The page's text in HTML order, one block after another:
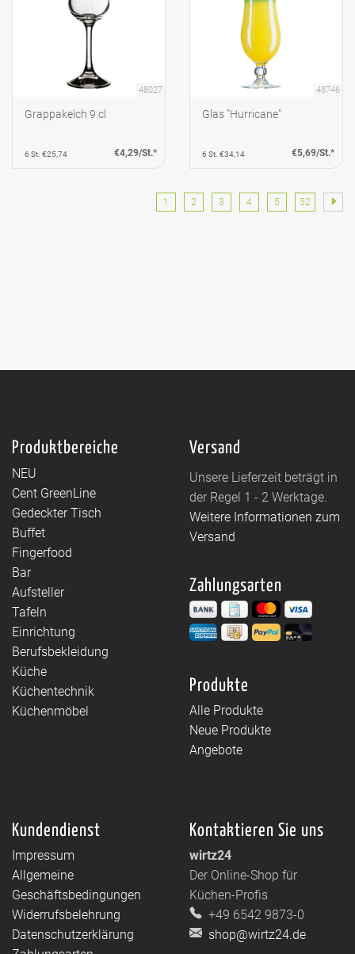
48027
Grappakelch 9 cl
6 St. €25,74 €4,29/St.*
48746
Glas "Hurricane"
6 St. €34,14 €5,69/St.*
1 2 3 4 5 52
Produktbereiche
NEU
Cent GreenLine
Gedeckter Tisch
Buffet
Fingerfood
Bar
Aufsteller
Tafeln
Einrichtung
Berufsbekleidung
Küche
Küchentechnik
Küchenmöbel
Versand
Unsere Lieferzeit beträgt in
der Regel 1 - 2 Werktage.
Weitere Informationen zum
Versand
Zahlungsarten
Produkte
Alle Produkte
Neue Produkte
Angebote
Kundendienst
Impressum
Allgemeine
Geschäftsbedingungen
Widerrufsbelehrung
Datenschutzerklärung
Kontaktieren Sie uns
wirtz24
Der Online-Shop für
Küchen-Profis
+49 6542 9873-0
shop@wirtz24.de